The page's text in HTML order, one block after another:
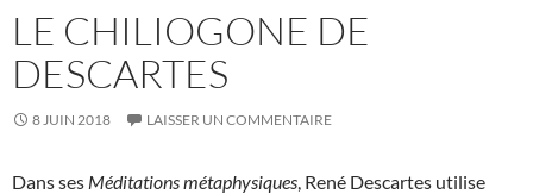
LE CHILIOGONE DE
DESCARTES
8 JUIN 2018 LAISSER UN COMMENTAIRE
Dans ses Méditations métaphysiques, René Descartes utilise